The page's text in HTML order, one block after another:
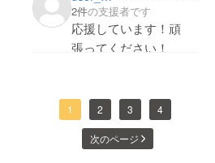
2件の支援者です
応援しています！頑
張ってください！
1 2 3 4
次のページ